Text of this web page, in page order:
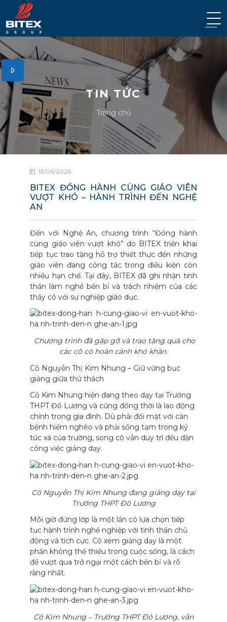
TIN TỨC
Trang chủ
15/06/2026
BITEX ĐỒNG HÀNH CÙNG GIÁO VIÊN
VƯỢT KHÓ – HÀNH TRÌNH ĐẾN NGHỆ
AN
Đến với Nghệ An, chương trình “Đồng hành
cùng giáo viên vượt khó” do BITEX triển khai
tiếp tục trao tặng hỗ trợ thiết thực đến những
giáo viên đang công tác trong điều kiện còn
nhiều hạn chế. Tại đây, BITEX đã ghi nhận tinh
thần làm nghề bền bỉ và trách nhiệm của các
thầy cô với sự nghiệp giáo dục.
Chương trình đã gặp gỡ và trao tặng quà cho
các cô có hoàn cảnh khó khăn.
Cô Nguyễn Thị Kim Nhung – Giữ vững bục
giảng giữa thử thách
Cô Kim Nhung hiện đang theo dạy tại Trường
THPT Đô Lương và cũng đồng thời là lao động
chính trong gia đình. Dù phải đối mặt với căn
bệnh hiểm nghèo và phải sống tạm trong ký
túc xá của trường, song cô vẫn duy trì đều đặn
công việc giảng dạy.
Cô Nguyễn Thị Kim Nhung đang giảng dạy tại
Trường THPT Đô Lương
Mỗi giờ đứng lớp là một lần cô lựa chọn tiếp
tục hành trình nghề nghiệp với tinh thần chủ
động và tích cực. Cô xem giảng dạy là một
phần không thể thiếu trong cuộc sống, là cách
để vượt qua trở ngại một cách bền bỉ và rõ
ràng nhất.
Cô Kim Nhung – Trường THPT Đô Lương, vẫn